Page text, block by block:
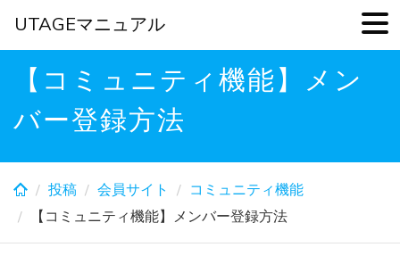
Skip
content
【コミュニティ機能】メン
バー登録方法
投稿 会員サイト
コミュニティ機能
【コミュニティ機能】メンバー登録方法
UTAGEマニュアル